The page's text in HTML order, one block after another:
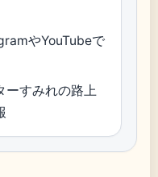
やYouTubeで
ーすみれの路上